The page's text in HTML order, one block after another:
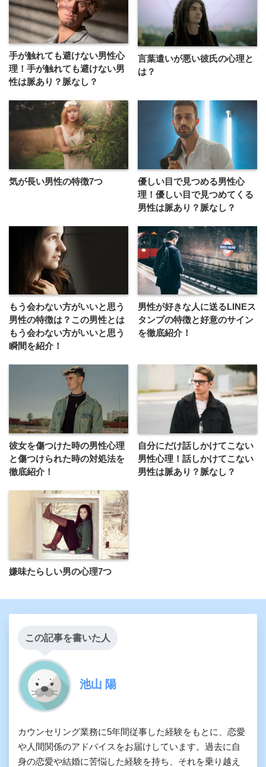
手が触れても避けない男性心
理！手が触れても避けない男
性は脈あり？脈なし？
言葉遣いが悪い彼氏の心理と
は？
気が長い男性の特徴7つ
優しい目で見つめる男性心
理！優しい目で見つめてくる
男性は脈あり？脈なし？
もう会わない方がいいと思う
男性の特徴は？この男性とは
もう会わない方がいいと思う
瞬間を紹介！
男性が好きな人に送るLINEス
タンプの特徴と好意のサイン
を徹底紹介！
彼女を傷つけた時の男性心理
と傷つけられた時の対処法を
徹底紹介！
自分にだけ話しかけてこない
男性心理！話しかけてこない
男性は脈あり？脈なし？
嫌味たらしい男の心理7つ
この記事を書いた人
池山 陽
カウンセリング業務に5年間従事した経験をもとに、恋愛
や人間関係のアドバイスをお届けしています。過去に自
身の恋愛や結婚に苦悩した経験を持ち、それを乗り越え